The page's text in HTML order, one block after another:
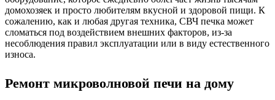
домохозяек и просто любителям вкусной и здоровой пищи. К
сожалению, как и любая другая техника, СВЧ печка может
сломаться под воздействием внешних факторов, из-за
несоблюдения правил эксплуатации или в виду естественного
износа.
Ремонт микроволновой печи на дому